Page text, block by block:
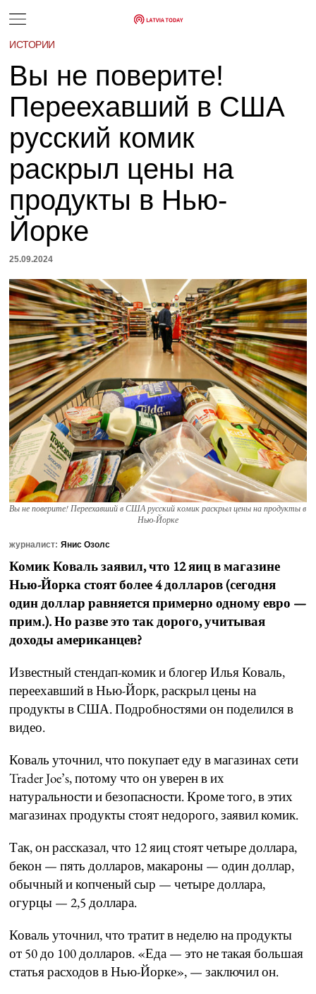
ИСТОРИИ
Вы не поверите!
Переехавший в США
русский комик
раскрыл цены на
продукты в Нью-
Йорке
25.09.2024
Вы не поверите! Переехавший в США русский комик раскрыл цены на продукты в
Нью-Йорке
журналист: Янис Озолс
Комик Коваль заявил, что 12 яиц в магазине
Нью-Йорка стоят более 4 долларов (сегодня
один доллар равняется примерно одному евро —
прим.). Но разве это так дорого, учитывая
доходы американцев?
Известный стендап-комик и блогер Илья Коваль,
переехавший в Нью-Йорк, раскрыл цены на
продукты в США. Подробностями он поделился в
видео.
Коваль уточнил, что покупает еду в магазинах сети
Trader Joe’s, потому что он уверен в их
натуральности и безопасности. Кроме того, в этих
магазинах продукты стоят недорого, заявил комик.
Так, он рассказал, что 12 яиц стоят четыре доллара,
бекон — пять долларов, макароны — один доллар,
обычный и копченый сыр — четыре доллара,
огурцы — 2,5 доллара.
Коваль уточнил, что тратит в неделю на продукты
от 50 до 100 долларов. «Еда — это не такая большая
статья расходов в Нью-Йорке», — заключил он.